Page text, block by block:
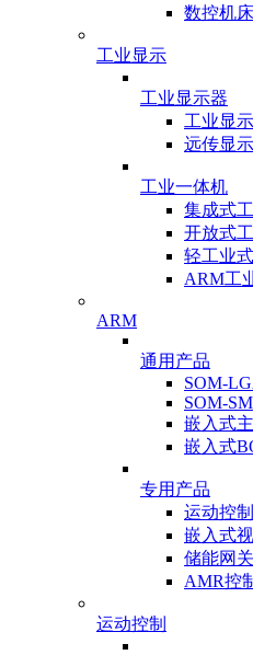
数控机
工业显示
工业显示器
工业显
远传显
工业一体机
集成式
开放式
轻工业
ARM工
ARM
通用产品
SOM-
SOM-
嵌入式
嵌入式
专用产品
运动控
嵌入式
储能网关
AMR控
运动控制